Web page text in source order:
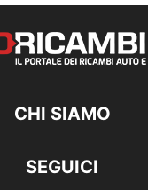
CHI SIAMO
SEGUICI